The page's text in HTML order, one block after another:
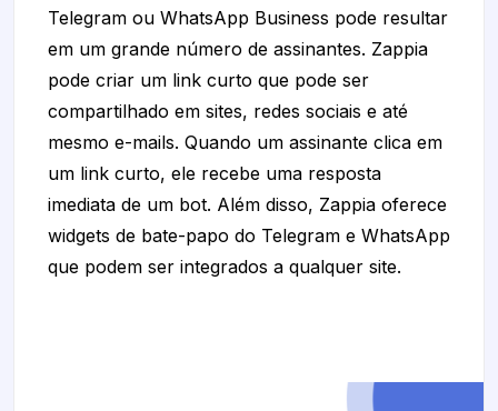
Telegram ou WhatsApp Business pode resultar
em um grande número de assinantes. Zappia
pode criar um link curto que pode ser
compartilhado em sites, redes sociais e até
mesmo e-mails. Quando um assinante clica em
um link curto, ele recebe uma resposta
imediata de um bot. Além disso, Zappia oferece
widgets de bate-papo do Telegram e WhatsApp
que podem ser integrados a qualquer site.